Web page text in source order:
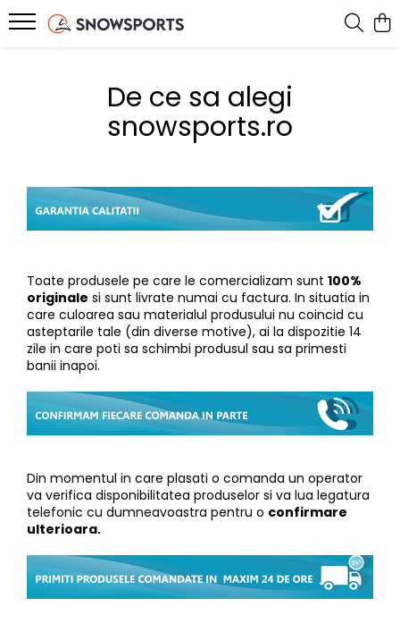
Placi Snowboard
Boots Snowboard
Accesorii ski tura
Legaturi splitboard
First layer
Manusi
Caciuli
Cagule
Neck-uri
Hanorace
Tricouri
Pantaloni outdoor
Curele
Sepci
Underwear
Genti si Huse
Rucsacuri
Branturi
Incalzitoare
Intretinere echipament
Accesorii incaltaminte
Accesorii personalizare
Accesorii si piese
Service ski & snowboard
Bootfitting Sidas
De ce sa alegi
snowsports.ro
Toate produsele pe care le comercializam sunt 100%
originale si sunt livrate numai cu factura. In situatia in
care culoarea sau materialul produsului nu coincid cu
asteptarile tale (din diverse motive), ai la dispozitie 14
zile in care poti sa schimbi produsul sau sa primesti
banii inapoi.
Din momentul in care plasati o comanda un operator
va verifica disponibilitatea produselor si va lua legatura
telefonic cu dumneavoastra pentru o confirmare
ulterioara.